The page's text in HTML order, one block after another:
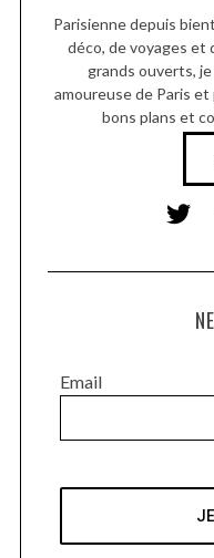
Parisienne depuis
déco, de voyages et
grands ouverts,
amoureuse de Paris
bons plans et
Email